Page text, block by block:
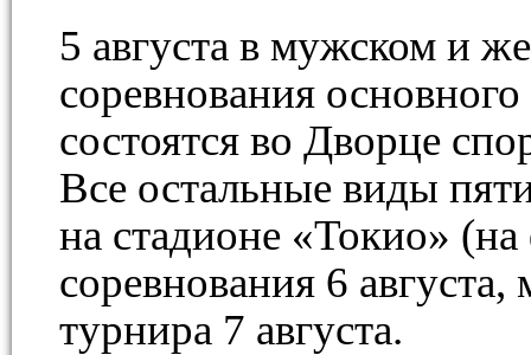
5 августа в мужском и
соревнования
состоятся во Дворце
Все остальные виды
на стадионе «Токио»
соревнования 6
турнира 7 августа.